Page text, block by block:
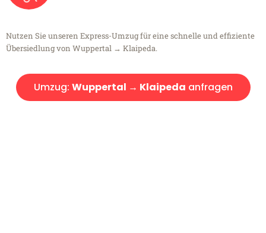
Nutzen Sie unseren Express-Umzug für eine schnelle und effiziente
Übersiedlung von Wuppertal → Klaipeda.
Umzug: Wuppertal → Klaipeda anfragen